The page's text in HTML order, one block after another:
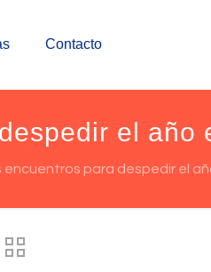
Contacto
el año
encuentros para despedir el